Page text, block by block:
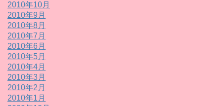
2010年10月
2010年9月
2010年8月
2010年7月
2010年6月
2010年5月
2010年4月
2010年3月
2010年2月
2010年1月